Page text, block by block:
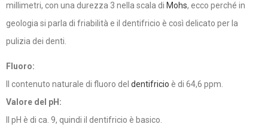
millimetri, con una durezza 3 nella scala di Mohs, ecco perché in
geologia si parla di friabilità e il dentifricio è così delicato per la
pulizia dei denti.
Fluoro:
Il contenuto naturale di fluoro del dentifricio è di 64,6 ppm.
Valore del pH:
Il pH è di ca. 9, quindi il dentifricio è basico.